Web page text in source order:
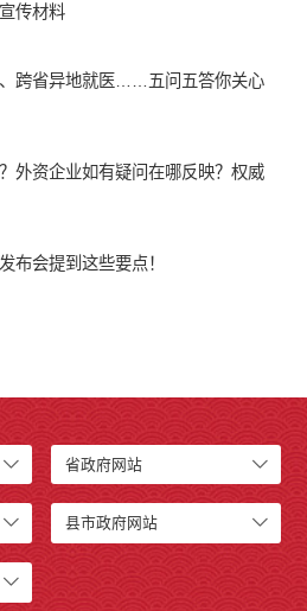
传材料
跨省异地就医……五问五答你关心
外资企业如有疑问在哪反映？权威
布会提到这些要点！
省政府网站
县市政府网站